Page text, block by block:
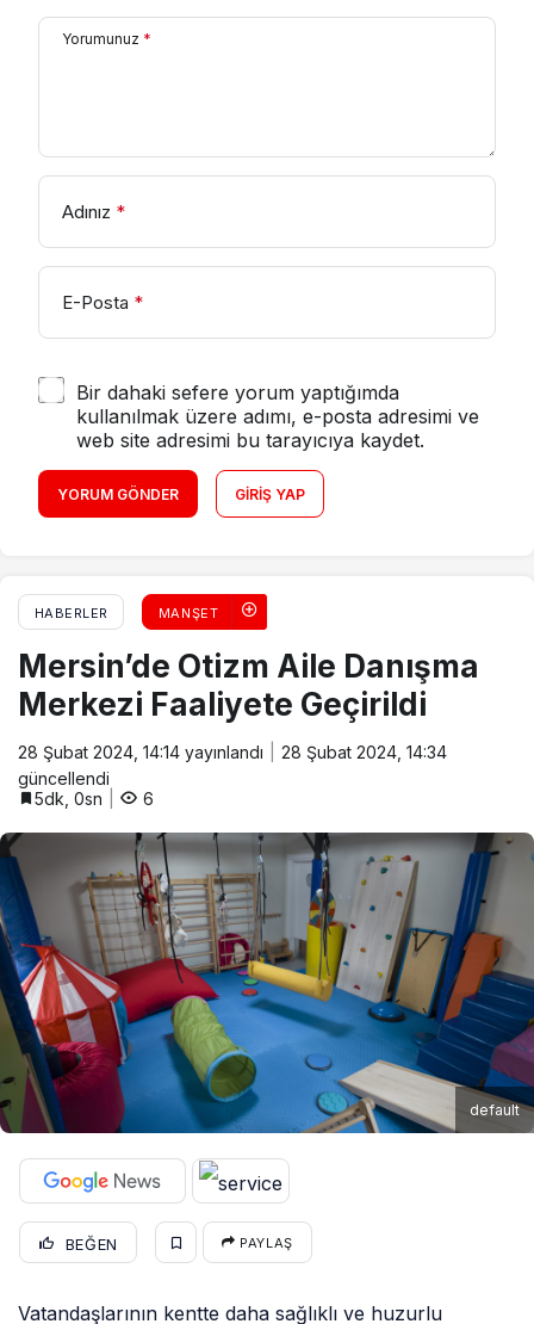
Yorumunuz *
Adınız *
E-Posta *
Bir dahaki sefere yorum yaptığımda
kullanılmak üzere adımı, e-posta adresimi ve
web site adresimi bu tarayıcıya kaydet.
YORUM GÖNDER GIRIŞ YAP
HABERLER MANŞET
Mersin’de Otizm Aile Danışma
Merkezi Faaliyete Geçirildi
28 Şubat 2024, 14:14 yayınlandı
28 Şubat 2024, 14:34
güncellendi
5dk, 0sn
6
default
BEĞEN PAYLAŞ
Vatandaşlarının kentte daha sağlıklı ve huzurlu